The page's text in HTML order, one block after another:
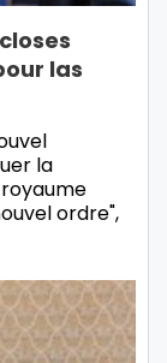
las
la
ordre",